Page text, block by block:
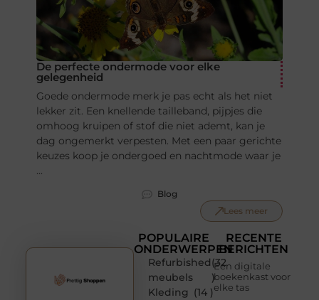
De perfecte ondermode voor elke
gelegenheid
Goede ondermode merk je pas echt als het niet
lekker zit. Een knellende tailleband, pijpjes die
omhoog kruipen of stof die niet ademt, kan je
dag ongemerkt verpesten. Met een paar gerichte
keuzes koop je ondergoed en nachtmode waar je
...
Blog
Lees meer
POPULAIRE
ONDERWERPEN
Refurbished
meubels
(32
)
Kleding (14 )
RECENTE
BERICHTEN
Een digitale
boekenkast voor
elke tas